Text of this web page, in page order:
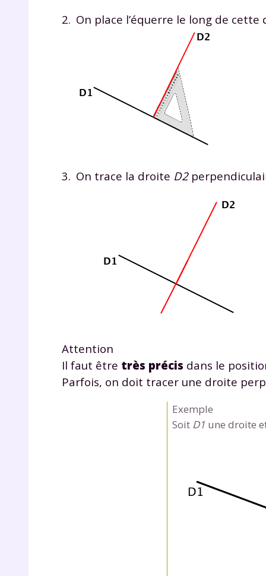
On place l’équerre le long de cette
On trace la droite D2
Attention
Il faut être très précis dans le
Parfois, on doit tracer une droite
Exemple
Soit D1 une droite